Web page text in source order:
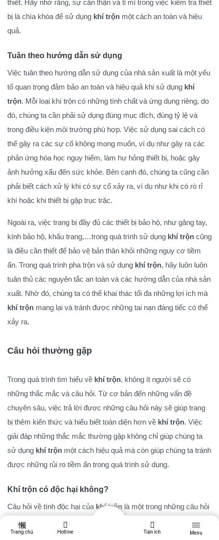
thiết. Hãy nhớ rằng, sự cẩn thận và tỉ mỉ trong việc kiểm tra thiết
bị là chìa khóa để sử dụng khí trộn một cách an toàn và hiệu
quả.
Tuân theo hướng dẫn sử dụng
Việc tuân theo hướng dẫn sử dụng của nhà sản xuất là một yếu
tố quan trọng đảm bảo an toàn và hiệu quả khi sử dụng khí
trộn. Mỗi loại khí trộn có những tính chất và ứng dụng riêng, do
đó, chúng ta cần phải sử dụng đúng mục đích, đúng tỷ lệ và
trong điều kiện môi trường phù hợp. Việc sử dụng sai cách có
thể gây ra các sự cố không mong muốn, ví dụ như gây ra các
phản ứng hóa học nguy hiểm, làm hư hỏng thiết bị, hoặc gây
ảnh hưởng xấu đến sức khỏe. Bên cạnh đó, chúng ta cũng cần
phải biết cách xử lý khi có sự cố xảy ra, ví dụ như khi có rò rỉ
khí hoặc khi thiết bị gặp trục trặc.
Ngoài ra, việc trang bị đầy đủ các thiết bị bảo hộ, như găng tay,
kính bảo hộ, khẩu trang,…trong quá trình sử dụng khí trộn cũng
là điều cần thiết để bảo vệ bản thân khỏi những nguy cơ tiềm
ẩn. Trong quá trình pha trộn và sử dụng khí trộn, hãy luôn luôn
tuân thủ các nguyên tắc an toàn và các hướng dẫn của nhà sản
xuất. Nhờ đó, chúng ta có thể khai thác tối đa những lợi ích mà
khí trộn mang lại và tránh được những tai nạn đáng tiếc có thể
xảy ra.
Câu hỏi thường gặp
Trong quá trình tìm hiểu về khí trộn, không ít người sẽ có
những thắc mắc và câu hỏi. Từ cơ bản đến những vấn đề
chuyên sâu, việc trả lời được những câu hỏi này sẽ giúp trang
bị thêm kiến thức và hiểu biết toàn diện hơn về khí trộn. Việc
giải đáp những thắc mắc thường gặp không chỉ giúp chúng ta
sử dụng khí trộn một cách hiệu quả mà còn giúp chúng ta tránh
được những rủi ro tiềm ẩn trong quá trình sử dụng.
Khí trộn có độc hại không?
Câu hỏi về tính độc hại của khí trộn là một trong những câu hỏi
thường gặp nhất. Thực tế, tính độc hại của
khí trộn
vào thành phần và tỷ lệ của các khí cấu thành. Một số loại khí,
Trang chủ Hotline Tiện ích Menu